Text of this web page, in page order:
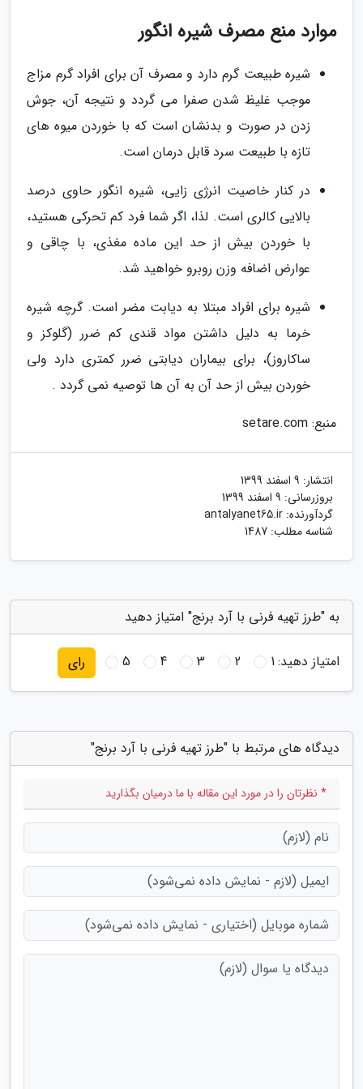
موارد منع مصرف شیره انگور
شیره طبیعت گرم دارد و مصرف آن برای افراد گرم مزاج
موجب غلیظ شدن صفرا می گردد و نتیجه آن، جوش
زدن در صورت و بدنشان است که با خوردن میوه های
تازه با طبیعت سرد قابل درمان است.
در کنار خاصیت انرژی زایی، شیره انگور حاوی درصد
بالایی کالری است. لذا، اگر شما فرد کم تحرکی هستید،
با خوردن بیش از حد این ماده مغذی، با چاقی و
عوارض اضافه وزن روبرو خواهید شد.
شیره برای افراد مبتلا به دیابت مضر است. گرچه شیره
خرما به دلیل داشتن مواد قندی کم ضرر (گلوکز و
ساکاروز)، برای بیماران دیابتی ضرر کمتری دارد ولی
خوردن بیش از حد آن به آن ها توصیه نمی گردد .
منبع: setare.com
انتشار: 9 اسفند 1399
بروزرسانی: 9 اسفند 1399
گردآورنده: antalyanet65.ir
شناسه مطلب: 1487
به "طرز تهیه فرنی با آرد برنج" امتیاز دهید
امتیاز دهید:1
2
3
4
5 رای
دیدگاه های مرتبط با "طرز تهیه فرنی با آرد برنج"
* نظرتان را در مورد این مقاله با ما درمیان بگذارید